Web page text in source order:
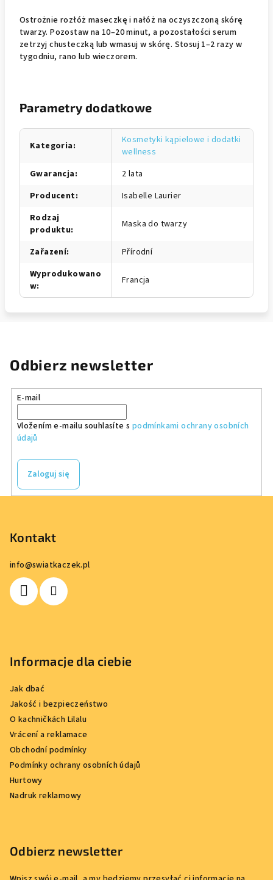
Ostrożnie rozłóż maseczkę i nałóż na oczyszczoną skórę
twarzy. Pozostaw na 10–20 minut, a pozostałości serum
zetrzyj chusteczką lub wmasuj w skórę. Stosuj 1–2 razy w
tygodniu, rano lub wieczorem.
Parametry dodatkowe
Kategoria:
Kosmetyki kąpielowe i dodatki
wellness
Gwarancja:
2 lata
Producent:
Isabelle Laurier
Rodzaj
produktu: Maska do twarzy
Zařazení:
Přírodní
Wyprodukowano
w: Francja
Odbierz newsletter
E-mail
Vložením e-mailu souhlasíte s podmínkami ochrany osobních
údajů
Zaloguj się
Kontakt
info@swiatkaczek.pl
Informacje dla ciebie
Jak dbać
Jakość i bezpieczeństwo
O kachničkách Lilalu
Vrácení a reklamace
Obchodní podmínky
Podmínky ochrany osobních údajů
Hurtowy
Nadruk reklamowy
Odbierz newsletter